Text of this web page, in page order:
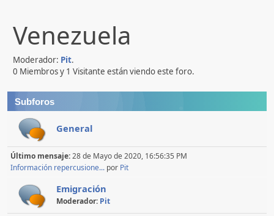
Venezuela
Moderador: Pit.
0 Miembros y 1 Visitante están viendo este foro.
Subforos
General
Último mensaje:28 de Mayo de 2020, 16:56:35 PM
Información repercusione... por Pit
Emigración
Moderador: Pit